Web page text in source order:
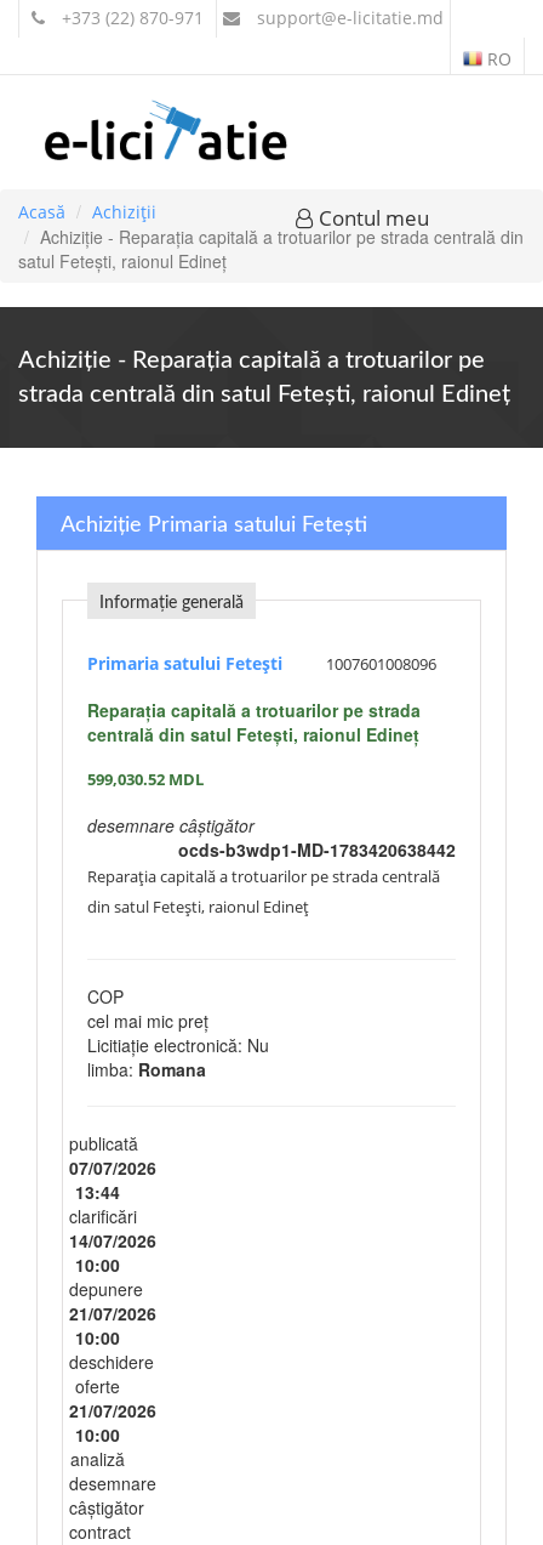
+373 (22) 870-971 support@e-licitatie.md
RO
Contul meu
Acasă Achiziții
Achiziție - Reparaţia capitală a trotuarilor pe strada centrală din
satul Feteşti, raionul Edineţ
Achiziție - Reparaţia capitală a trotuarilor pe
strada centrală din satul Feteşti, raionul Edineţ
Achiziție Primaria satului Fetești
Informație generală
Primaria satului Fetești 1007601008096
Reparaţia capitală a trotuarilor pe strada
centrală din satul Feteşti, raionul Edineţ
599,030.52 MDL
desemnare câștigător
ocds-b3wdp1-MD-1783420638442
Reparaţia capitală a trotuarilor pe strada centrală
din satul Feteşti, raionul Edineţ
COP
cel mai mic preț
Licitiație electronică: Nu
limba: Romana
publicată
07/07/2026
13:44
clarificări
14/07/2026
10:00
depunere
21/07/2026
10:00
deschidere
oferte
21/07/2026
10:00
analiză
desemnare
câștigător
contract